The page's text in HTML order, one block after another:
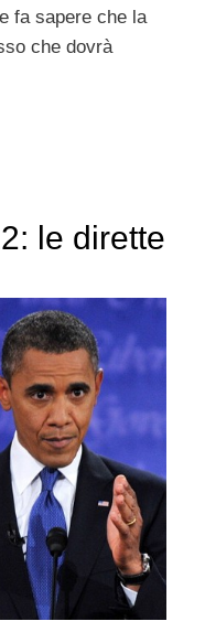
fa sapere che la
che dovrà
le dirette